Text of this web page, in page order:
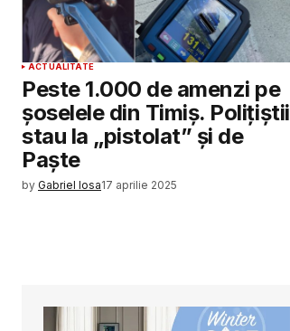
ACTUALITATE
Peste 1.000 de amenzi pe
șoselele din Timiș. Polițiștii
stau la „pistolat” și de
Paște
by Gabriel Iosa17 aprilie 2025